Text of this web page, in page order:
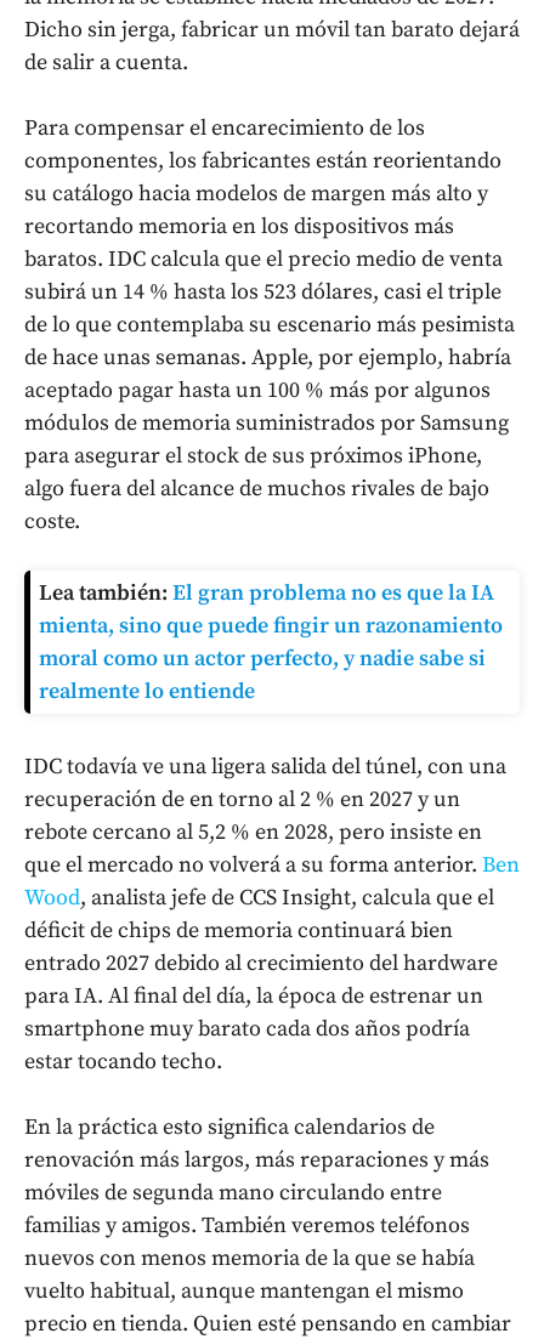
Dicho sin jerga, fabricar un móvil tan barato dejará
de salir a cuenta.
Para compensar el encarecimiento de los
componentes, los fabricantes están reorientando
su catálogo hacia modelos de margen más alto y
recortando memoria en los dispositivos más
baratos. IDC calcula que el precio medio de venta
subirá un 14 % hasta los 523 dólares, casi el triple
de lo que contemplaba su escenario más pesimista
de hace unas semanas. Apple, por ejemplo, habría
aceptado pagar hasta un 100 % más por algunos
módulos de memoria suministrados por Samsung
para asegurar el stock de sus próximos iPhone,
algo fuera del alcance de muchos rivales de bajo
coste.
Lea también: El gran problema no es que la IA
mienta, sino que puede fingir un razonamiento
moral como un actor perfecto, y nadie sabe si
realmente lo entiende
IDC todavía ve una ligera salida del túnel, con una
recuperación de en torno al 2 % en 2027 y un
rebote cercano al 5,2 % en 2028, pero insiste en
que el mercado no volverá a su forma anterior. Ben
Wood, analista jefe de CCS Insight, calcula que el
déficit de chips de memoria continuará bien
entrado 2027 debido al crecimiento del hardware
para IA. Al final del día, la época de estrenar un
smartphone muy barato cada dos años podría
estar tocando techo.
En la práctica esto significa calendarios de
renovación más largos, más reparaciones y más
móviles de segunda mano circulando entre
familias y amigos. También veremos teléfonos
nuevos con menos memoria de la que se había
vuelto habitual, aunque mantengan el mismo
precio en tienda. Quien esté pensando en cambiar